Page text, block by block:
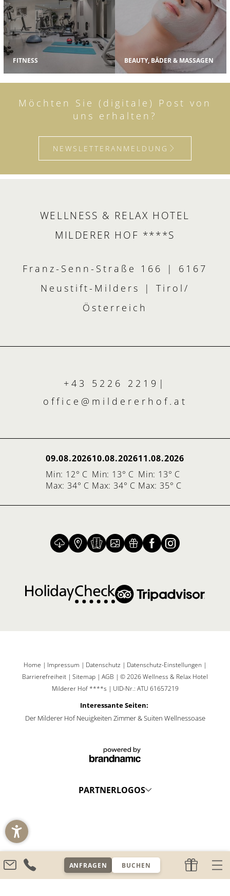
FITNESS BEAUTY, BÄDER & MASSAGEN
Möchten Sie (digitale) Post von
uns erhalten?
NEWSLETTERANMELDUNG
WELLNESS & RELAX HOTEL
MILDERER HOF ****S
Franz-Senn-Straße 166 | 6167
Neustift-Milders | Tirol/
Österreich
+43 5226 2219 |
office@ mildererhof. at
09.08.2026
Min: 12° C
Max: 34° C
10.08.2026
Min: 13° C
Max: 34° C
11.08.2026
Min: 13° C
Max: 35° C
Home | Impressum | Datenschutz | Datenschutz-Einstellungen |
Barrierefreiheit | Sitemap | AGB | © 2026 Wellness & Relax Hotel
Milderer Hof ****s | UID-Nr.: ATU 61657219
Interessante Seiten:
Der Milderer HofNeuigkeiten Zimmer & Suiten Wellnessoase
PARTNERLOGOS
ANFRAGEN BUCHEN